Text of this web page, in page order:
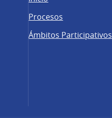
una pestaña nueva)
Procesos
Ámbitos Participativos